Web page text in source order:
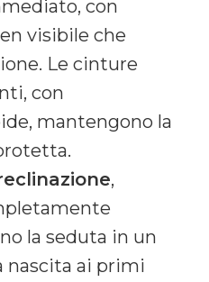
con
visibile che
Le cinture
con
mantengono la
,
la seduta in un
nascita ai primi